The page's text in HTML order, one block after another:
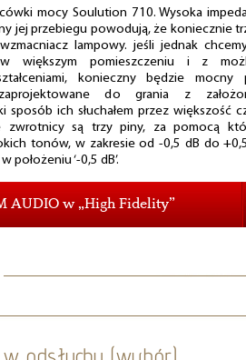
mocy Soulution 710. Wysoka
jej przebiegu powodują, że koniecznie
lampowy. jeśli jednak
w większym pomieszczeniu i z
konieczny będzie mocny
do grania z
sposób ich słuchałem przez większość
zwrotnicy są trzy piny, za pomocą
tonów, w zakresie od -0,5 dB do
położeniu ‘-0,5 dB’.
AUDIO w „High Fidelity”